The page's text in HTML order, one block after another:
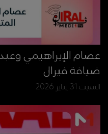
عصام الإبراهيمي
ضيافة فيرال
السبت 31 يناير 2026